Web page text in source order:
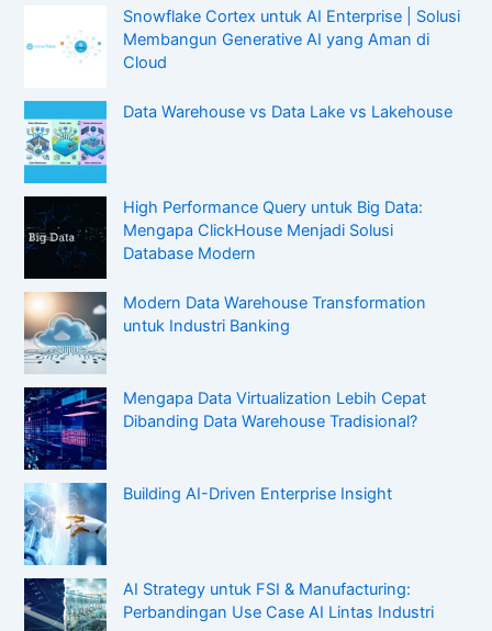
Snowflake Cortex untuk AI Enterprise | Solusi
Membangun Generative AI yang Aman di
Cloud
Data Warehouse vs Data Lake vs Lakehouse
High Performance Query untuk Big Data:
Mengapa ClickHouse Menjadi Solusi
Database Modern
Modern Data Warehouse Transformation
untuk Industri Banking
Mengapa Data Virtualization Lebih Cepat
Dibanding Data Warehouse Tradisional?
Building AI-Driven Enterprise Insight
AI Strategy untuk FSI & Manufacturing:
Perbandingan Use Case AI Lintas Industri